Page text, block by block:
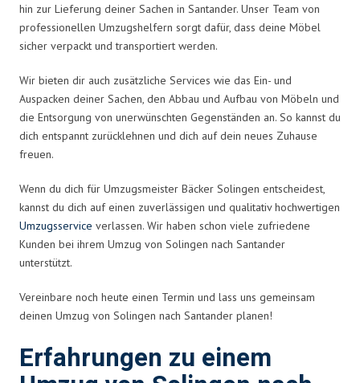
hin zur Lieferung deiner Sachen in Santander. Unser Team von
professionellen Umzugshelfern sorgt dafür, dass deine Möbel
sicher verpackt und transportiert werden.
Wir bieten dir auch zusätzliche Services wie das Ein- und
Auspacken deiner Sachen, den Abbau und Aufbau von Möbeln und
die Entsorgung von unerwünschten Gegenständen an. So kannst du
dich entspannt zurücklehnen und dich auf dein neues Zuhause
freuen.
Wenn du dich für Umzugsmeister Bäcker Solingen entscheidest,
kannst du dich auf einen zuverlässigen und qualitativ hochwertigen
Umzugsservice verlassen. Wir haben schon viele zufriedene
Kunden bei ihrem Umzug von Solingen nach Santander
unterstützt.
Vereinbare noch heute einen Termin und lass uns gemeinsam
deinen Umzug von Solingen nach Santander planen!
Erfahrungen zu einem